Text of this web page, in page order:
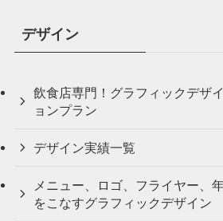
デザイン
飲食店専門！グラフィックデザ
ョンプラン
デザイン実績一覧
メニュー、ロゴ、フライヤー、
をこなすグラフィックデザイン